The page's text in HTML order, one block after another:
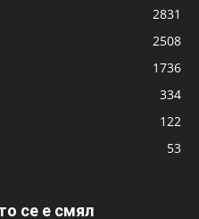
2831
2508
1736
334
122
53
се е смял